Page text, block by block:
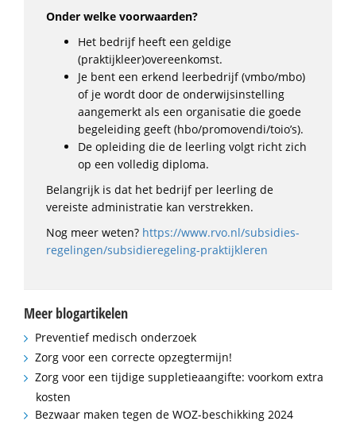
Onder welke voorwaarden?
Het bedrijf heeft een geldige
(praktijkleer)overeenkomst.
Je bent een erkend leerbedrijf (vmbo/mbo)
of je wordt door de onderwijsinstelling
aangemerkt als een organisatie die goede
begeleiding geeft (hbo/promovendi/toio’s).
De opleiding die de leerling volgt richt zich
op een volledig diploma.
Belangrijk is dat het bedrijf per leerling de
vereiste administratie kan verstrekken.
Nog meer weten? https://www.rvo.nl/subsidies-
regelingen/subsidieregeling-praktijkleren
Meer blogartikelen
Preventief medisch onderzoek
Zorg voor een correcte opzegtermijn!
Zorg voor een tijdige suppletieaangifte: voorkom extra
kosten
Bezwaar maken tegen de WOZ-beschikking 2024